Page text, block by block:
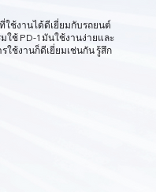
ใช้งานได้ดีเยี่ยมกับรถยนต์
ใช้ PD-1 มันใช้งานง่ายและ
ใช้งานก็ดีเยี่ยมเช่นกัน รู้สึก